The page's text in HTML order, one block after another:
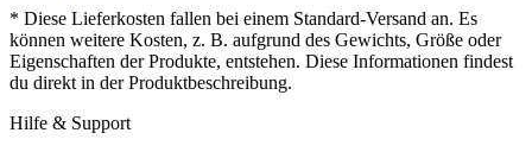
* Diese Lieferkosten fallen bei einem Standard-Versand an. Es
können weitere Kosten, z. B. aufgrund des Gewichts, Größe oder
Eigenschaften der Produkte, entstehen. Diese Informationen findest
du direkt in der Produktbeschreibung.
Hilfe & Support